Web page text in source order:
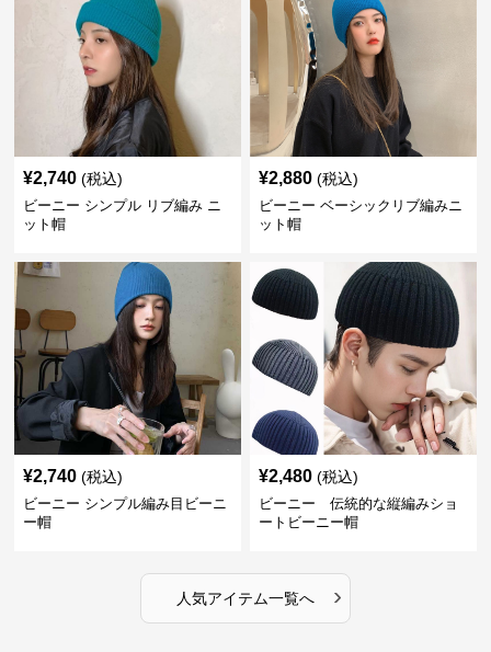
¥2,740 (税込)
ビーニー シンプル リブ編み ニ
ット帽
¥2,880 (税込)
ビーニー ベーシックリブ編みニ
ット帽
¥2,740 (税込)
ビーニー シンプル編み目ビーニ
ー帽
¥2,480 (税込)
ビーニー 伝統的な縦編みショ
ートビーニー帽
人気アイテム一覧へ ›